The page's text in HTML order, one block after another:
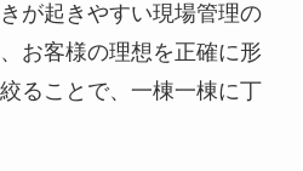
が起きやすい現場管理の
お客様の理想を正確に形
ることで、一棟一棟に丁